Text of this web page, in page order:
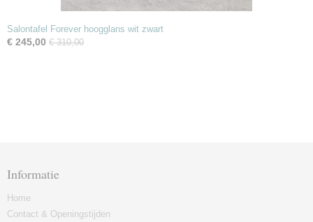
Salontafel Forever hoogglans wit zwart
€ 245,00 € 310,00
Informatie
Home
Contact & Openingstijden